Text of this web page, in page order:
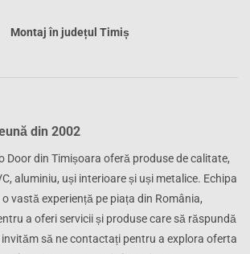
Montaj în județul Timiș
din 2002
Door din Timișoara oferă produse de calitate,
aluminiu, uși interioare și uși metalice. Echipa
vastă experiență pe piața din România,
a oferi servicii și produse care să răspundă
invităm să ne contactați pentru a explora oferta